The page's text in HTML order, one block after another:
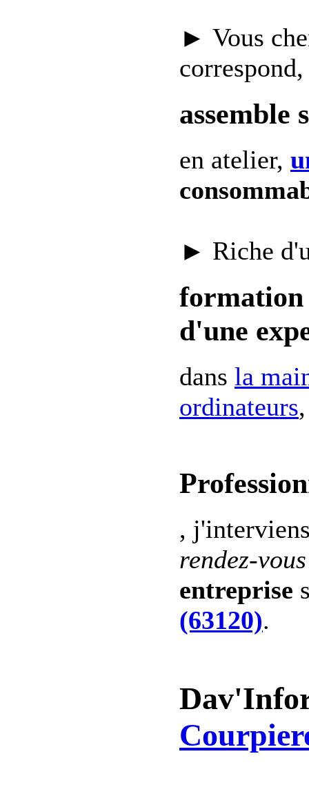
► Vous
correspond,
assemble
en atelier,
► Riche
formation
d'une
dans la
ordinateurs
,
rendez-
entreprise
(63120).